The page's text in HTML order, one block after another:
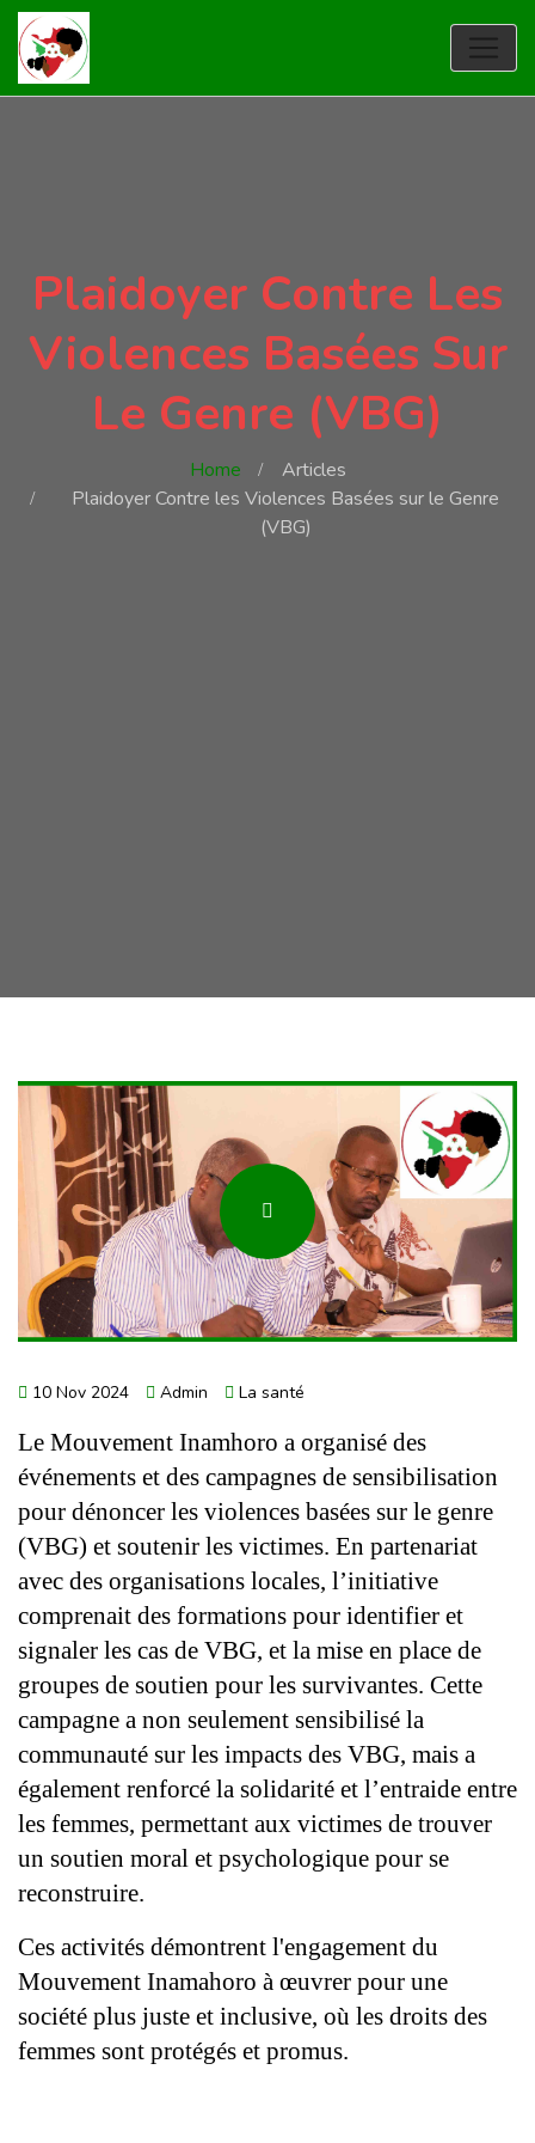
Plaidoyer Contre Les
Violences Basées Sur
Le Genre (VBG)
Home
Articles
Plaidoyer Contre les Violences Basées sur le Genre
(VBG)
10 Nov 2024 Admin La santé
Le Mouvement Inamhoro a organisé des
événements et des campagnes de sensibilisation
pour dénoncer les violences basées sur le genre
(VBG) et soutenir les victimes. En partenariat
avec des organisations locales, l’initiative
comprenait des formations pour identifier et
signaler les cas de VBG, et la mise en place de
groupes de soutien pour les survivantes. Cette
campagne a non seulement sensibilisé la
communauté sur les impacts des VBG, mais a
également renforcé la solidarité et l’entraide entre
les femmes, permettant aux victimes de trouver
un soutien moral et psychologique pour se
reconstruire.
Ces activités démontrent l'engagement du
Mouvement Inamahoro à œuvrer pour une
société plus juste et inclusive, où les droits des
femmes sont protégés et promus.